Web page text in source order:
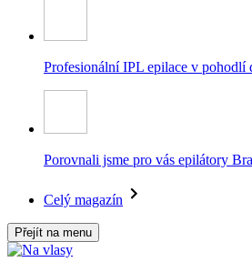
Profesionální IPL epilace v pohodlí
Porovnali jsme pro vás epilátory
Celý magazín
Přejít na menu